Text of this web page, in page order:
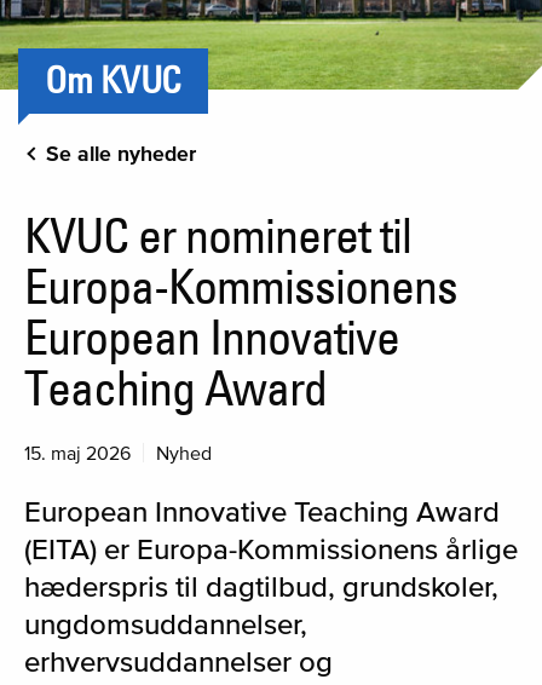
Om KVUC
Se alle nyheder
KVUC er nomineret til
Europa-Kommissionens
European Innovative
Teaching Award
15. maj 2026 Nyhed
European Innovative Teaching Award
(EITA) er Europa-Kommissionens årlige
hæderspris til dagtilbud, grundskoler,
ungdomsuddannelser,
erhvervsuddannelser og